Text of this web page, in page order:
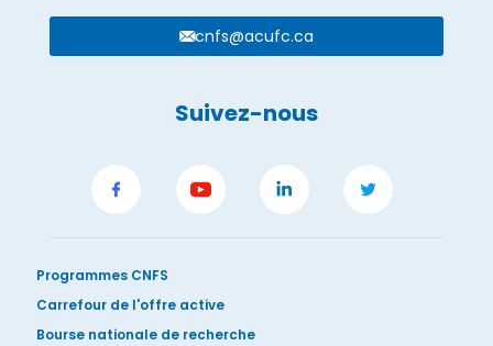
cnfs@acufc.ca
Suivez-nous
Programmes CNFS
Carrefour de l'offre active
Bourse nationale de recherche